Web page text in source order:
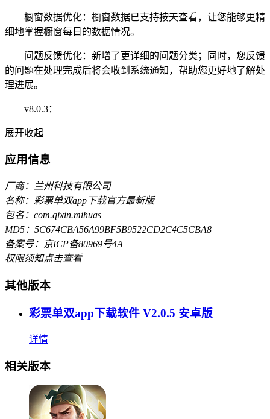
橱窗数据优化：橱窗数据已支持按天查看，让您能够更精
细地掌握橱窗每日的数据情况。
问题反馈优化：新增了更详细的问题分类；同时，您反馈
的问题在处理完成后将会收到系统通知，帮助您更好地了解处
理进展。
v8.0.3：
展开收起
应用信息
厂商：兰州科技有限公司
名称：彩票单双app下载官方最新版
包名：com.qixin.mihuas
MD5：5C674CBA56A99BF5B9522CD2C4C5CBA8
备案号：京ICP备80969号4A
权限须知点击查看
其他版本
彩票单双app下载软件 V2.0.5 安卓版
详情
相关版本